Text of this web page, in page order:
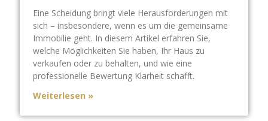
Eine Scheidung bringt viele Herausforderungen mit
sich – insbesondere, wenn es um die gemeinsame
Immobilie geht. In diesem Artikel erfahren Sie,
welche Möglichkeiten Sie haben, Ihr Haus zu
verkaufen oder zu behalten, und wie eine
professionelle Bewertung Klarheit schafft.
Weiterlesen »